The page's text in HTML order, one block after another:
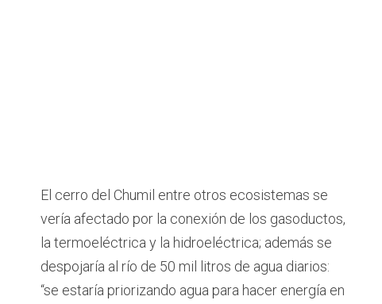
El cerro del Chumil entre otros ecosistemas se
vería afectado por la conexión de los gasoductos,
la termoeléctrica y la hidroeléctrica; además se
despojaría al río de 50 mil litros de agua diarios:
“se estaría priorizando agua para hacer energía en